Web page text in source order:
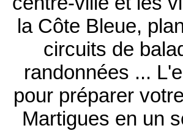
la Côte Bleue,
circuits de
randonnées ...
pour préparer
Martigues en un